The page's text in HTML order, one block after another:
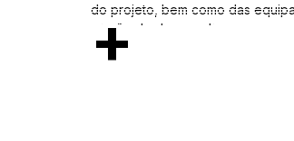
do projeto, bem como das
missão de democratizar o
vida no planeta.
o design, artwork e paginação.
+